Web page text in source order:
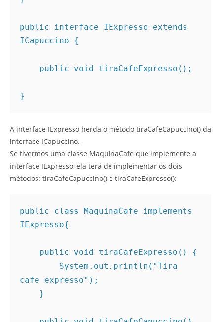
public interface IExpresso extends
ICapuccino {
}
A interface IExpresso herda o método tiraCafeCapuccino() da
interface ICapuccino.
Se tivermos uma classe MaquinaCafe que implemente a
interface IExpresso, ela terá de implementar os dois
métodos: tiraCafeCapuccino() e tiraCafeExpresso():
public class MaquinaCafe implements
IExpresso{
cafe expresso");